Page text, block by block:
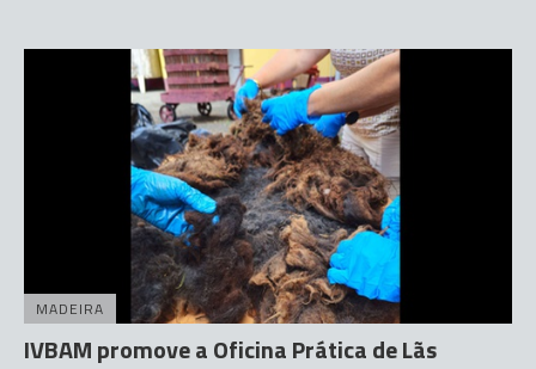
MADEIRA
IVBAM promove a Oficina Prática de Lãs